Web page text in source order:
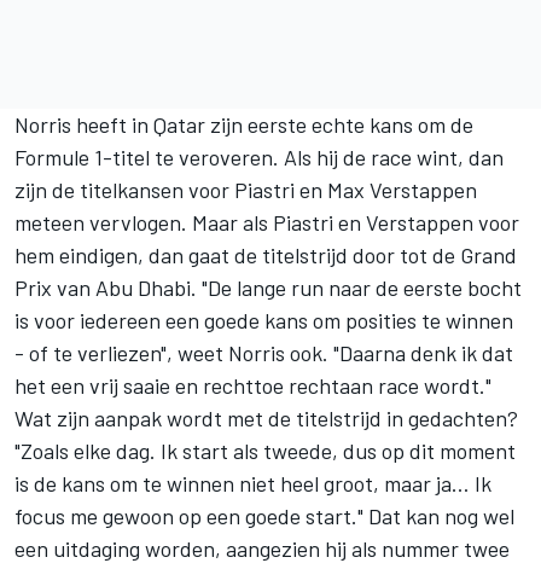
Norris heeft in Qatar zijn eerste echte kans om de
Formule 1-titel te veroveren. Als hij de race wint, dan
zijn de titelkansen voor Piastri en Max Verstappen
meteen vervlogen. Maar als Piastri en Verstappen voor
hem eindigen, dan gaat de titelstrijd door tot de Grand
Prix van Abu Dhabi. "De lange run naar de eerste bocht
is voor iedereen een goede kans om posities te winnen
- of te verliezen", weet Norris ook. "Daarna denk ik dat
het een vrij saaie en rechttoe rechtaan race wordt."
Wat zijn aanpak wordt met de titelstrijd in gedachten?
"Zoals elke dag. Ik start als tweede, dus op dit moment
is de kans om te winnen niet heel groot, maar ja… Ik
focus me gewoon op een goede start." Dat kan nog wel
een uitdaging worden, aangezien hij als nummer twee